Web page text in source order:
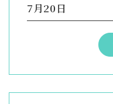
7月20日